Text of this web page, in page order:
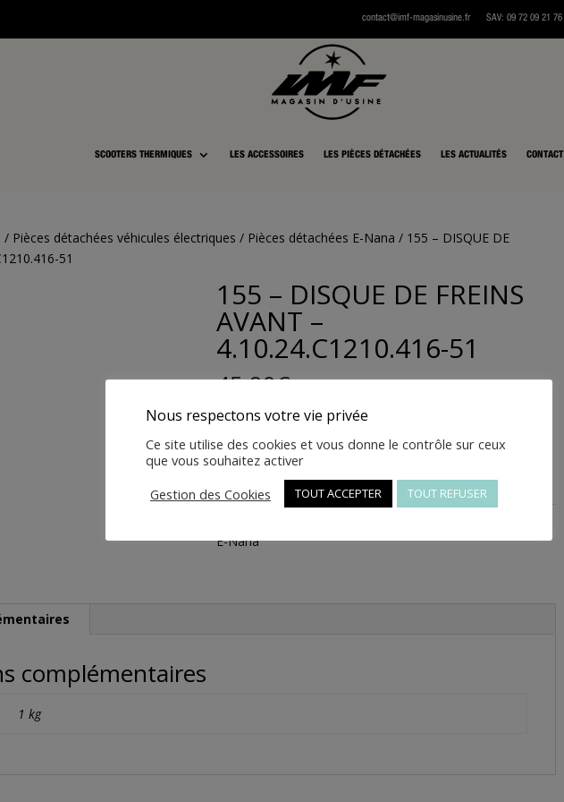
contact@imf-magasinusine.frSAV: 09 72 09 21 76
SCOOTERS THERMIQUES LES ACCESSOIRES LES PIÈCES DÉTACHÉES LES ACTUALITÉS CONTACT
/ Pièces détachées véhicules électriques / Pièces détachées E-Nana / 155 – DISQUE DE
51
155 – DISQUE DE FREINS
AVANT –
4.10.24.C1210.416-51
45,90€
de
155
-
Ajouter au panier
E-Nana
complémentaires
1 kg
Nous respectons votre vie privée
Ce site utilise des cookies et vous donne le contrôle sur ceux
que vous souhaitez activer
Gestion des Cookies
TOUT ACCEPTER TOUT REFUSER